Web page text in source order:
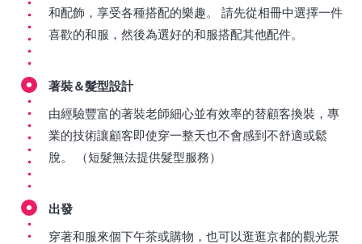
和配飾，享受各種搭配的樂趣。 請先從相冊中選擇一件
喜歡的和服，然後為選好的和服搭配其他配件。
著裝＆髮型設計
由經驗豐富的著裝老師細心並有效率的替顧客換裝，專
業的技術讓顧客即使穿一整天也不會感到不舒適或鬆
脫。 （短髮無法提供髮型服務）
出發
穿著和服來個下午茶或購物，也可以逛逛京都的觀光景